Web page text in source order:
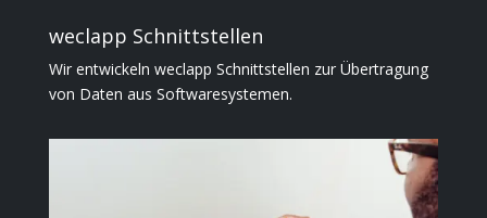
weclapp Schnittstellen
Wir entwickeln weclapp Schnittstellen zur Übertragung
von Daten aus Softwaresystemen.